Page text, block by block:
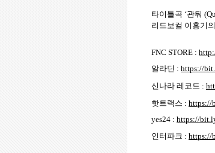
타이틀곡 ‘관둬
리드보컬 이홍기
FNC STORE :
알라딘 : https://
신나라 레코드 :
핫트랙스 : https://
yes24 : https://
인터파크 : https://